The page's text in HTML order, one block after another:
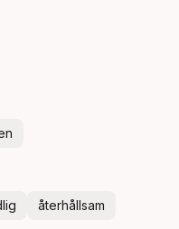
återhållsam